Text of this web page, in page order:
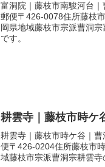
富洞院｜藤枝市南駿河台
郵便〒426-0078住所藤枝
岡県地域藤枝市宗派曹洞
です。
耕雲寺｜藤枝市時ケ
耕雲寺｜藤枝市時ケ谷｜
便〒426-0204住所藤枝市
域藤枝市宗派曹洞宗耕雲寺